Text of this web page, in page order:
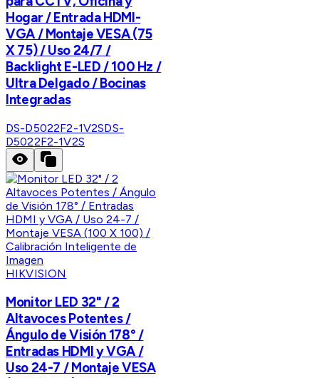
Hogar / Entrada HDMI-
VGA / Montaje VESA (75
X 75) / Uso 24/7 /
Backlight E-LED / 100 Hz /
Ultra Delgado / Bocinas
Integradas
DS-D5022F2-1V2SDS-
D5022F2-1V2S
HIKVISION
Monitor LED 32" / 2
Altavoces Potentes /
Ángulo de Visión 178° /
Entradas HDMI y VGA /
Uso 24-7 / Montaje VESA